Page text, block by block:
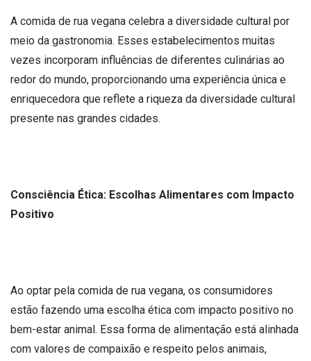
A comida de rua vegana celebra a diversidade cultural por
meio da gastronomia. Esses estabelecimentos muitas
vezes incorporam influências de diferentes culinárias ao
redor do mundo, proporcionando uma experiência única e
enriquecedora que reflete a riqueza da diversidade cultural
presente nas grandes cidades.
Consciência Ética: Escolhas Alimentares com Impacto
Positivo
Ao optar pela comida de rua vegana, os consumidores
estão fazendo uma escolha ética com impacto positivo no
bem-estar animal. Essa forma de alimentação está alinhada
com valores de compaixão e respeito pelos animais,